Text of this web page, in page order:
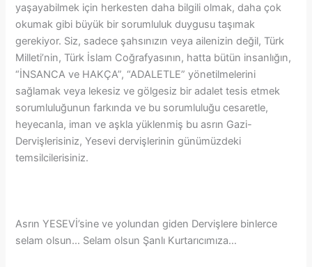
yaşayabilmek için herkesten daha bilgili olmak, daha çok
okumak gibi büyük bir sorumluluk duygusu taşımak
gerekiyor. Siz, sadece şahsınızın veya ailenizin değil, Türk
Milleti’nin, Türk İslam Coğrafyasının, hatta bütün insanlığın,
“İNSANCA ve HAKÇA”, “ADALETLE” yönetilmelerini
sağlamak veya lekesiz ve gölgesiz bir adalet tesis etmek
sorumluluğunun farkında ve bu sorumluluğu cesaretle,
heyecanla, iman ve aşkla yüklenmiş bu asrın Gazi-
Dervişlerisiniz, Yesevi dervişlerinin günümüzdeki
temsilcilerisiniz.
Asrın YESEVİ’sine ve yolundan giden Dervişlere binlerce
selam olsun… Selam olsun Şanlı Kurtarıcımıza…